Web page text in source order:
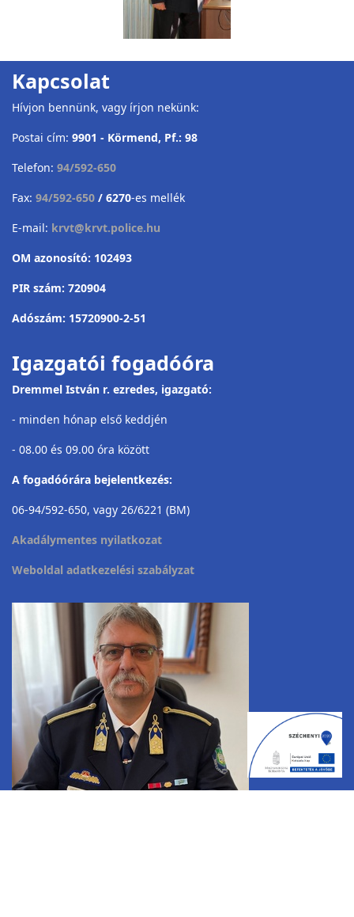
Kapcsolat
Hívjon bennünk, vagy írjon nekünk:
Postai cím: 9901 - Körmend, Pf.: 98
Telefon: 94/592-650
Fax: 94/592-650 / 6270-es mellék
E-mail: krvt@krvt.police.hu
OM azonosító: 102493
PIR szám: 720904
Adószám: 15720900-2-51
Igazgatói fogadóóra
Dremmel István r. ezredes, igazgató:
- minden hónap első keddjén
- 08.00 és 09.00 óra között
A fogadóórára bejelentkezés:
06-94/592-650, vagy 26/6221 (BM)
Akadálymentes nyilatkozat
Weboldal adatkezelési szabályzat